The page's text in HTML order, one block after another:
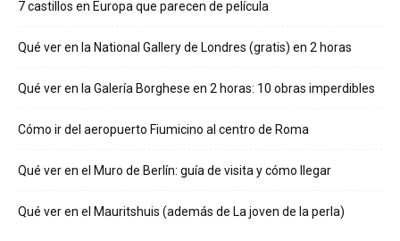
7 castillos en Europa que parecen de película
Qué ver en la National Gallery de Londres (gratis) en 2 horas
Qué ver en la Galería Borghese en 2 horas: 10 obras imperdibles
Cómo ir del aeropuerto Fiumicino al centro de Roma
Qué ver en el Muro de Berlín: guía de visita y cómo llegar
Qué ver en el Mauritshuis (además de La joven de la perla)